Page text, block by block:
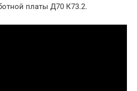
платы Д70 К73.2.